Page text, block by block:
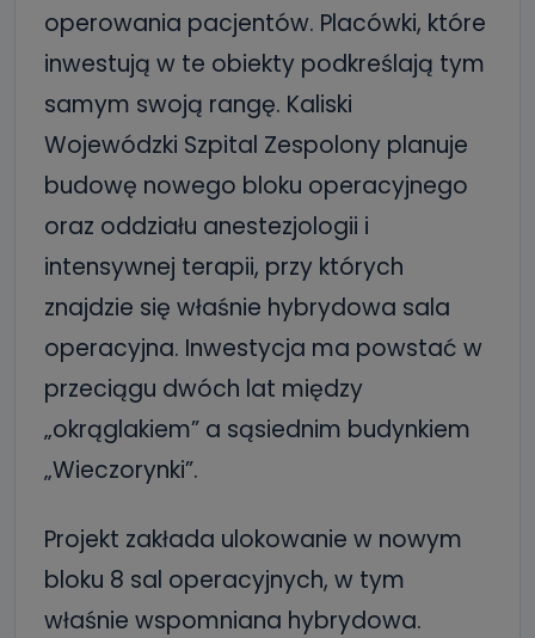
operowania pacjentów. Placówki, które
inwestują w te obiekty podkreślają tym
samym swoją rangę. Kaliski
Wojewódzki Szpital Zespolony planuje
budowę nowego bloku operacyjnego
oraz oddziału anestezjologii i
intensywnej terapii, przy których
znajdzie się właśnie hybrydowa sala
operacyjna. Inwestycja ma powstać w
przeciągu dwóch lat między
„okrąglakiem” a sąsiednim budynkiem
„Wieczorynki”.
Projekt zakłada ulokowanie w nowym
bloku 8 sal operacyjnych, w tym
właśnie wspomniana hybrydowa.